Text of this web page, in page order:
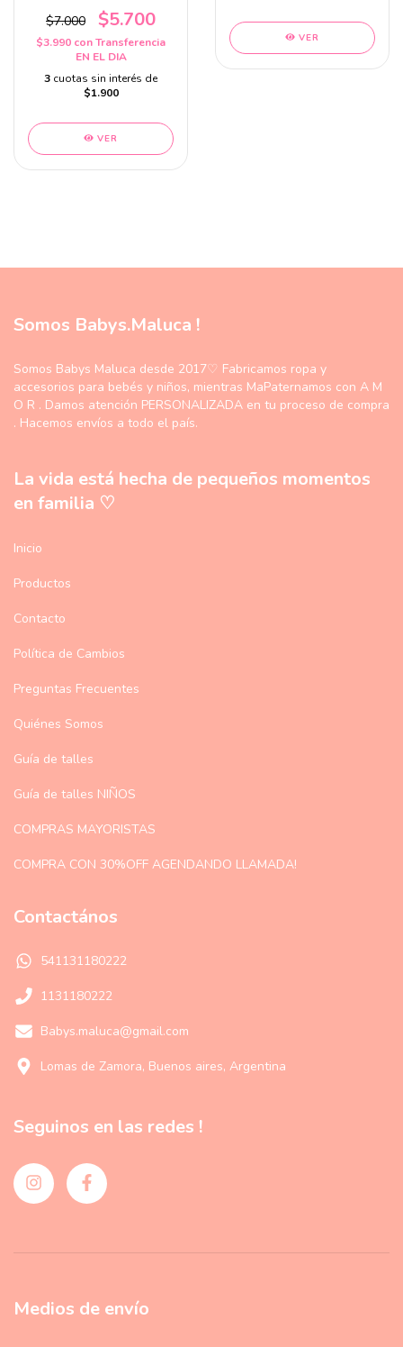
$7.000 $5.700
$3.990 conTransferencia
EN EL DIA
3 cuotas sin interés de
$1.900
VER
VER
Somos Babys.Maluca !
Somos Babys Maluca desde 2017♡ Fabricamos ropa y
accesorios para bebés y niños, mientras MaPaternamos con A M
O R . Damos atención PERSONALIZADA en tu proceso de compra
. Hacemos envíos a todo el país.
La vida está hecha de pequeños momentos
en familia ♡
Inicio
Productos
Contacto
Política de Cambios
Preguntas Frecuentes
Quiénes Somos
Guía de talles
Guía de talles NIÑOS
COMPRAS MAYORISTAS
COMPRA CON 30%OFF AGENDANDO LLAMADA!
Contactános
541131180222
1131180222
Babys.maluca@gmail.com
Lomas de Zamora, Buenos aires, Argentina
Seguinos en las redes !
Medios de envío